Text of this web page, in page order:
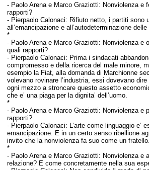
- Paolo Arena e Marco Graziotti: Nonviolenza e
rapporti?
- Pierpaolo Calonaci: Rifiuto netto, i partiti sono
all’emancipazione e all’autodeterminazione delle
*
- Paolo Arena e Marco Graziotti: Nonviolenza e
quali rapporti?
- Pierpaolo Calonaci: Prima i sindacati
compromesso e della ricerca del male minore,
esempio la Fiat, alla domanda di Marchionne
volevano rovinare l’industria, essi dovevano dire
ogni mezzo a stroncare questo assetto
che e’ una piaga per la dignita’ dell’uomo.
*
- Paolo Arena e Marco Graziotti: Nonviolenza e
rapporti?
- Pierpaolo Calonaci: L ’arte come linguaggio e’
emancipazione. E in un certo senso ribellione
invito che la nonviolenza fa suo come un fratello.
*
- Paolo Arena e Marco Graziotti: Nonviolenza e
relazione? E come concretamente nella sua